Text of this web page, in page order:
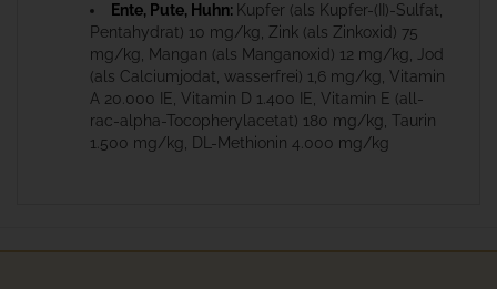
Ente, Pute, Huhn: Kupfer (als Kupfer-(II)-Sulfat,
Pentahydrat) 10 mg/kg, Zink (als Zinkoxid) 75
mg/kg, Mangan (als Manganoxid) 12 mg/kg, Jod
(als Calciumjodat, wasserfrei) 1,6 mg/kg, Vitamin
A 20.000 IE, Vitamin D 1.400 IE, Vitamin E (all-
rac-alpha-Tocopherylacetat) 180 mg/kg, Taurin
1.500 mg/kg, DL-Methionin 4.000 mg/kg